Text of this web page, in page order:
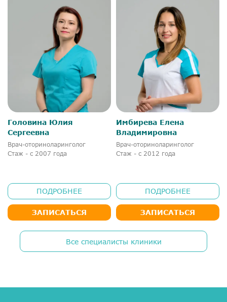
Головина Юлия
Сергеевна
Врач-оториноларинголог
Стаж - с 2007 года
ПОДРОБНЕЕ
ЗАПИСАТЬСЯ
Имбирева Елена
Владимировна
Врач-оториноларинголог
Стаж - с 2012 года
ПОДРОБНЕЕ
ЗАПИСАТЬСЯ
Все специалисты клиники